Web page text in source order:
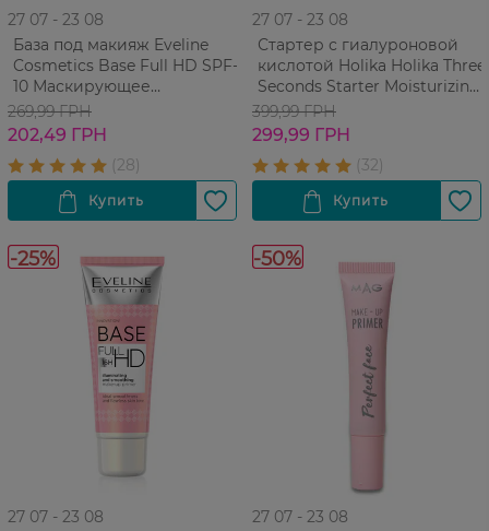
27 07 - 23 08
База под макияж Eveline
Cosmetics Base Full HD SPF-
10 Маскирующее
покраснение 30 мл
269,99 ГРН
202,49 ГРН
27 07 - 23 08
Стартер с гиалуроновой
кислотой Holika Holika Three
Seconds Starter Moisturizing
Hyaluronic Acid 150 мл
399,99 ГРН
299,99 ГРН
-25%
27 07 - 23 08
-50%
27 07 - 23 08